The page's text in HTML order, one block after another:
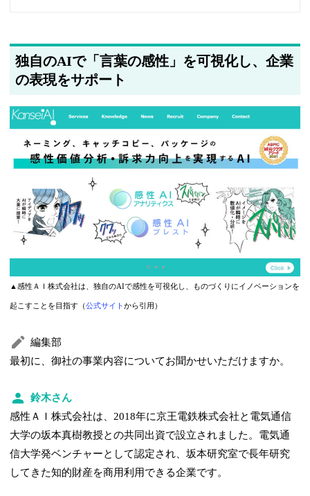
独自のAIで「言葉の感性」を可視化し、企業
の表現をサポート
▲感性ＡＩ株式会社は、独自のAIで感性を可視化し、ものづくりにイノベーションを
起こすことを目指す（公式サイトから引用）
編集部
最初に、御社の事業内容についてお聞かせいただけますか。
鈴木さん
感性ＡＩ株式会社は、2018年に京王電鉄株式会社と電気通信
大学の坂本真樹教授との共同出資で設立されました。電気通
信大学発ベンチャーとして認定され、坂本研究室で長年研究
してきた知的財産を商用利用できる企業です。